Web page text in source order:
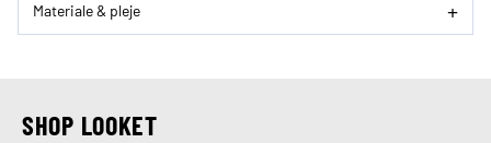
Materiale & pleje
SHOP LOOKET